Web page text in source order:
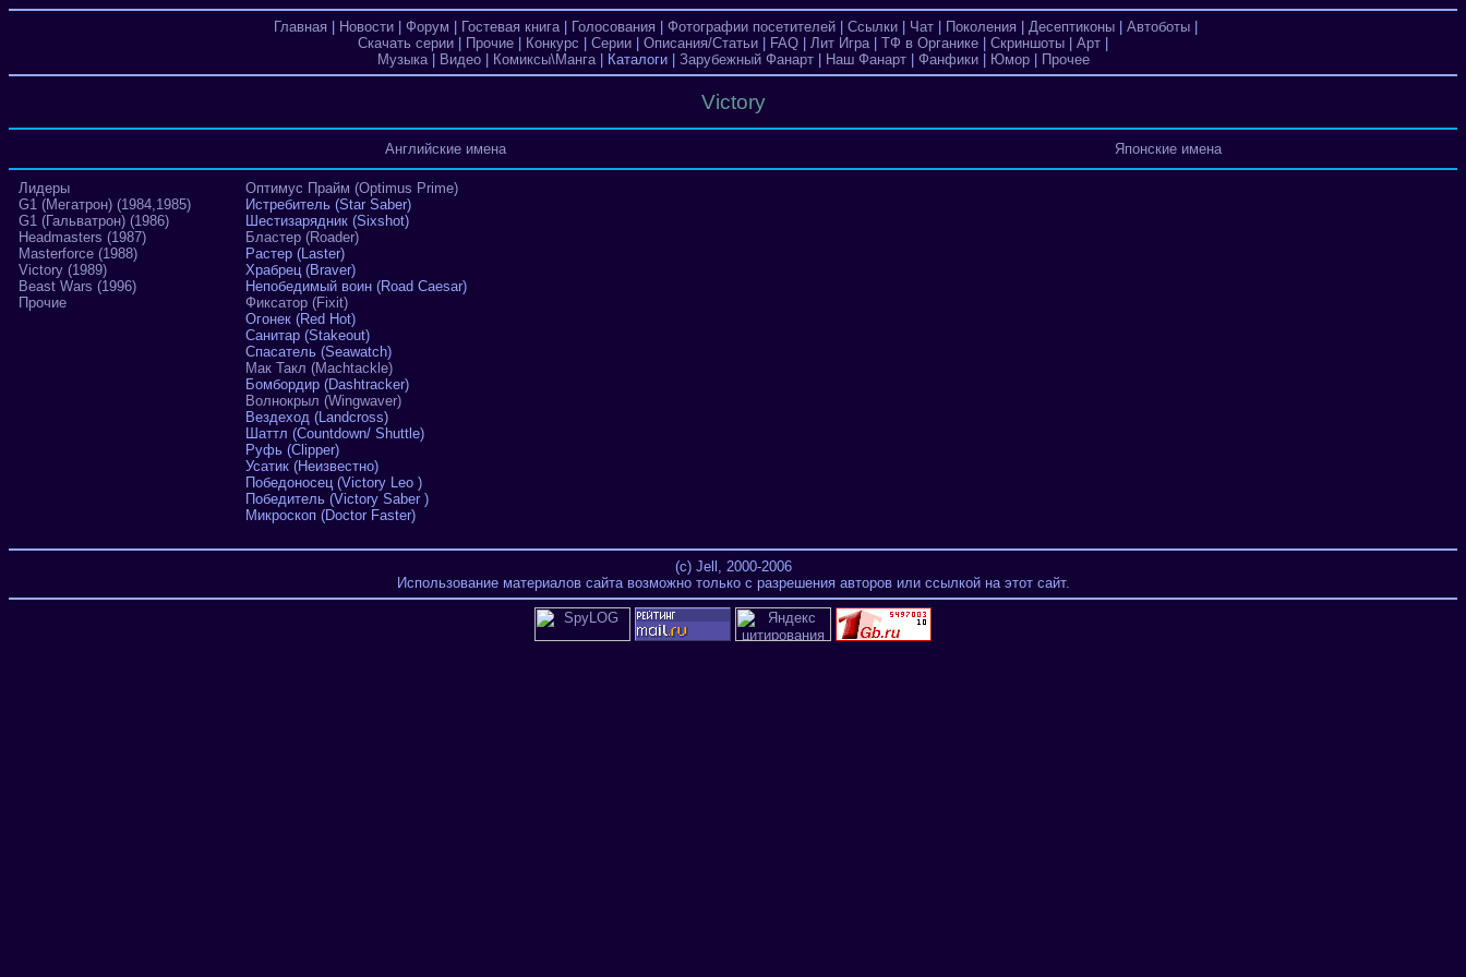
Главная | Новости | Форум | Гостевая книга | Голосования | Фотографии посетителей | Ссылки | Чат | Поколения | Десептиконы | Автоботы |
Скачать серии | Прочие | Конкурс | Серии | Описания/Статьи | FAQ | Лит Игра | ТФ в Органике | Скриншоты | Арт |
Музыка| Видео| Комиксы\Манга| Каталоги | Зарубежный Фанарт| Наш Фанарт| Фанфики| Юмор| Прочее
Victory
Английские имена Японские имена
Лидеры
G1 (Мегатрон) (1984,1985)
G1 (Гальватрон) (1986)
Headmasters (1987)
Masterforce (1988)
Victory (1989)
Beast Wars (1996)
Прочие
Оптимус Прайм (Optimus Prime)
Истребитель (Star Saber)
Шестизарядник (Sixshot)
Бластер (Roader)
Растер (Laster)
Храбрец (Braver)
Непобедимый воин (Road Caesar)
Фиксатор (Fixit)
Огонек (Red Hot)
Санитар (Stakeout)
Спасатель (Seawatch)
Мак Такл (Machtackle)
Бомбордир (Dashtracker)
Волнокрыл (Wingwaver)
Вездеход (Landcross)
Шаттл (Countdown/ Shuttle)
Руфь (Clipper)
Усатик (Неизвестно)
Победоносец (Victory Leo )
Победитель (Victory Saber )
Микроскоп (Doctor Faster)
(c) Jell, 2000-2006
Использование материалов сайта возможно только с разрешения авторов или ссылкой на этот сайт.